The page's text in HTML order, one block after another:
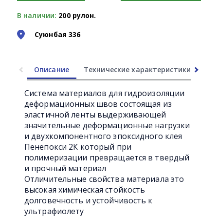
В наличии: 200 рулон.
Суюнбая 336
Описание Технические характеристики
Система материалов для гидроизоляции
деформационных швов состоящая из
эластичной ленты выдерживающей
значительные деформационные нагрузки
и двухкомпонентного эпоксидного клея
Пенепокси 2К который при
полимеризации превращается в твердый
и прочный материал
Отличительные свойства материала это
высокая химическая стойкость
долговечность и устойчивость к
ультрафиолету